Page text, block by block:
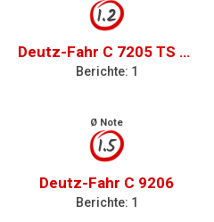
1.2
Deutz-Fahr C 7205 TS Tier4 final
Berichte: 1
Ø Note
1.5
Deutz-Fahr C 9206
Berichte: 1